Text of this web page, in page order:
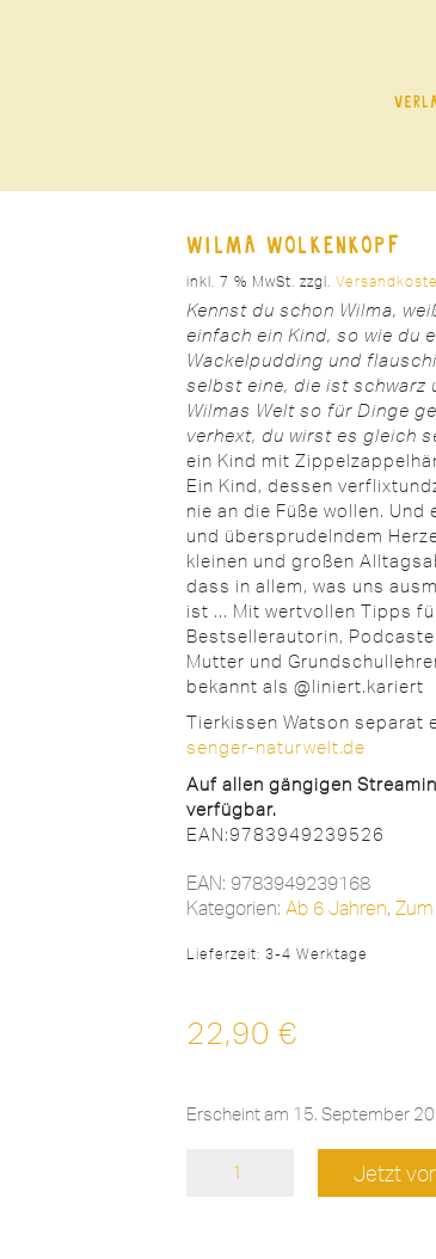
Wilma Wolkenkopf
inkl. 7 % MwSt. zzgl.
Kennst du schon Wilma,
einfach ein Kind, so wie du
Wackelpudding und
selbst eine, die ist schwarz
Wilmas Welt so für Dinge
verhext, du wirst es gleich
ein Kind mit
Ein Kind, dessen
nie an die Füße wollen.
und übersprudelndem
kleinen und großen
dass in allem, was uns
ist … Mit wertvollen Tipps
Bestsellerautorin,
Mutter und
bekannt als @liniert.kariert
Tierkissen Watson separat
senger-naturwelt.de
Auf allen gängigen
verfügbar.
EAN:9783949239526
EAN: 9783949239168
Kategorien: Ab 6 Jahren,
Lieferzeit: 3-4 Werktage
22,90 €
Erscheint am 15. September
Wolkenkopf
Jetzt